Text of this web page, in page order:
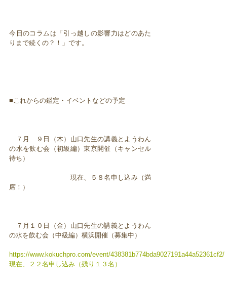
今日のコラムは「引っ越しの影響力はどのあた
りまで続くの？！」です。
■これからの鑑定・イベントなどの予定
７月 ９日（木）山口先生の講義とようわん
の水を飲む会（初級編）東京開催（キャンセル
待ち）
現在、５８名申し込み（満
席！）
７月１０日（金）山口先生の講義とようわん
の水を飲む会（中級編）横浜開催（募集中）
https://www.kokuchpro.com/event/
現在、２２名申し込み（残り１３名）